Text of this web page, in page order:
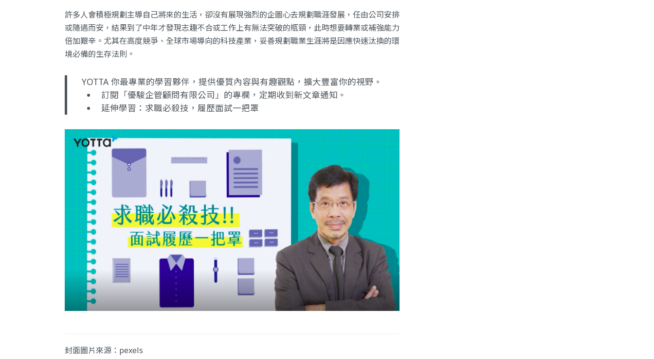
許多人會積極規劃主導自己將來的生活，卻沒有展現強烈的企圖心去規劃職涯發展，任由公司安排
或隨遇而安，結果到了中年才發現志趣不合或工作上有無法突破的瓶頸，此時想要轉業或補強能力
倍加艱辛。尤其在高度競爭、全球市場導向的科技產業，妥善規劃職業生涯將是因應快速汰換的環
境必備的生存法則。
YOTTA 你最專業的學習夥伴，提供優質內容與有趣觀點，擴大豐富你的視野。
訂閱「優駿企管顧問有限公司」的專欄 ，定期收到新文章通知。
延伸學習： 求職必殺技，履歷面試一把罩
封面圖片來源： pexels